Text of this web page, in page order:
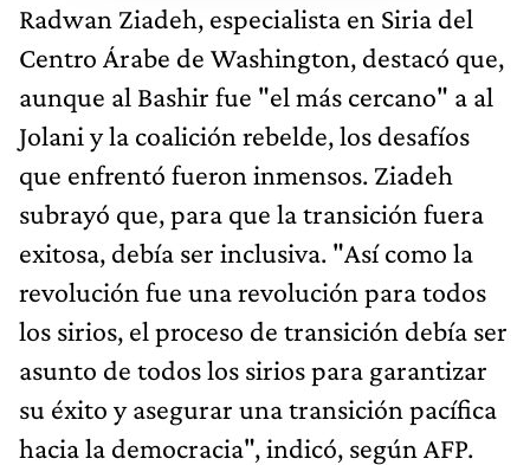
Radwan Ziadeh, especialista en Siria del
Centro Árabe de Washington, destacó que,
aunque al Bashir fue "el más cercano" a al
Jolani y la coalición rebelde, los desafíos
que enfrentó fueron inmensos. Ziadeh
subrayó que, para que la transición fuera
exitosa, debía ser inclusiva. "Así como la
revolución fue una revolución para todos
los sirios, el proceso de transición debía ser
asunto de todos los sirios para garantizar
su éxito y asegurar una transición pacífica
hacia la democracia", indicó, según AFP.